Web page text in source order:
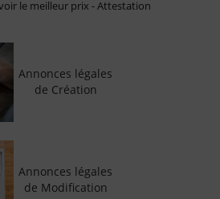
le meilleur prix - Attestation
Annonces légales
de Création
Annonces légales
de Modification